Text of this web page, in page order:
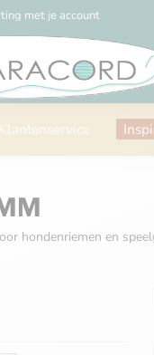
met je account
Klantenservice
hondenriemen en